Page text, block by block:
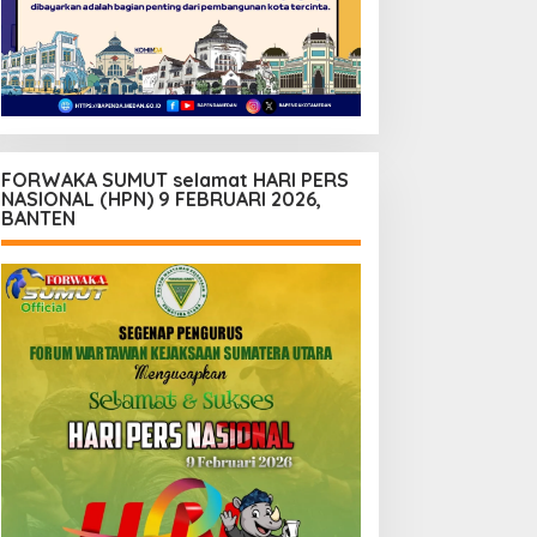
FORWAKA SUMUT selamat HARI PERS
NASIONAL (HPN) 9 FEBRUARI 2026,
BANTEN